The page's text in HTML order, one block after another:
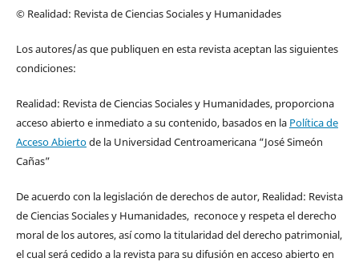
© Realidad: Revista de Ciencias Sociales y Humanidades
Los autores/as que publiquen en esta revista aceptan las siguientes
condiciones:
Realidad: Revista de Ciencias Sociales y Humanidades, proporciona
acceso abierto e inmediato a su contenido, basados en la Política de
Acceso Abiertode la Universidad Centroamericana “José Simeón
Cañas”
De acuerdo con la legislación de derechos de autor, Realidad: Revista
de Ciencias Sociales y Humanidades, reconoce y respeta el derecho
moral de los autores, así como la titularidad del derecho patrimonial,
el cual será cedido a la revista para su difusión en acceso abierto en